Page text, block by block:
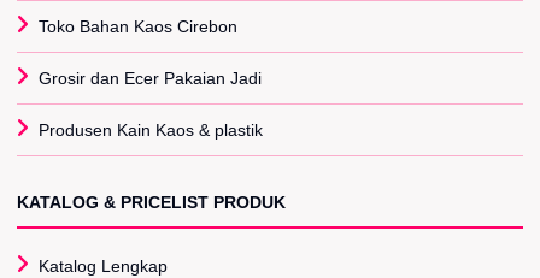
Toko Bahan Kaos Cirebon
Grosir dan Ecer Pakaian Jadi
Produsen Kain Kaos & plastik
KATALOG & PRICELIST PRODUK
Katalog Lengkap